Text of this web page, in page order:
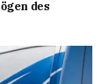
des